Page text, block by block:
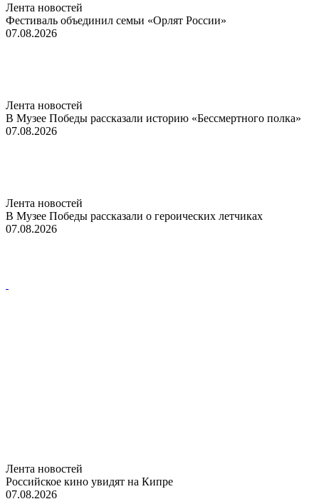
Лента новостей
Фестиваль объединил семьи «Орлят России»
07.08.2026
Лента новостей
В Музее Победы рассказали историю «Бессмертного полка»
07.08.2026
Лента новостей
В Музее Победы рассказали о героических летчиках
07.08.2026
Лента новостей
Российское кино увидят на Кипре
07.08.2026